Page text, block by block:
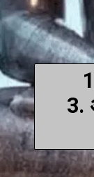
3.